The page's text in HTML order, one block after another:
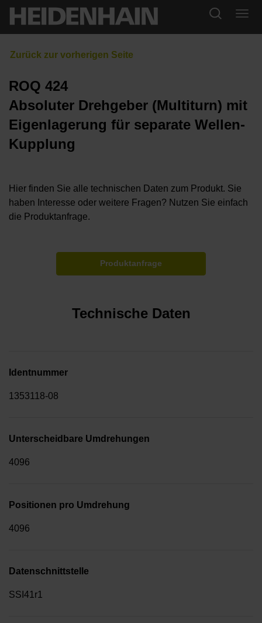
ROQ 424
Absoluter Drehgeber (Multiturn) mit
Eigenlagerung für separate Wellen-
Kupplung
Hier finden Sie alle technischen Daten zum Produkt. Sie
haben Interesse oder weitere Fragen? Nutzen Sie einfach
die Produktanfrage.
Produktanfrage
Technische Daten
Identnummer
1353118-08
Unterscheidbare Umdrehungen
4096
Positionen pro Umdrehung
4096
Datenschnittstelle
SSI41r1